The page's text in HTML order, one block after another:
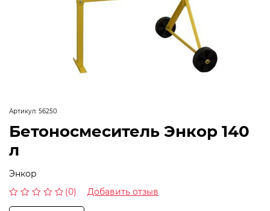
Артикул: 56250
Бетоносмеситель Энкор 140
л
Энкор
(0) Добавить отзыв